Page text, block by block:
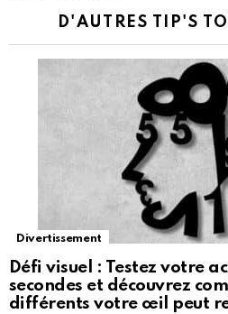
D'AUTRES TIP'S
Divertissement
Défi visuel : Testez votre
secondes et découvrez
différents votre œil peut